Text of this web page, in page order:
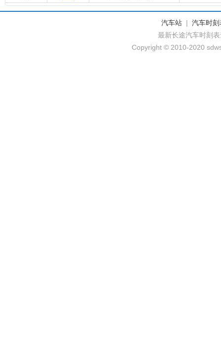
汽车站 | 汽车时刻
最新长途汽车时刻
Copyright © 2010-2020